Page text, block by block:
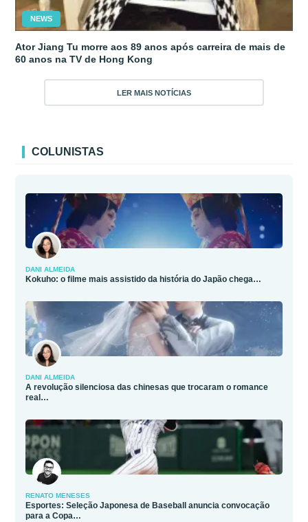
NEWS
Ator Jiang Tu morre aos 89 anos após carreira de mais de
60 anos na TV de Hong Kong
LER MAIS NOTÍCIAS
COLUNISTAS
DANI ALMEIDA
Kokuho: o filme mais assistido da história do Japão chega…
DANI ALMEIDA
A revolução silenciosa das chinesas que trocaram o romance
real…
RENATO MENESES
Esportes: Seleção Japonesa de Baseball anuncia convocação
para a Copa…